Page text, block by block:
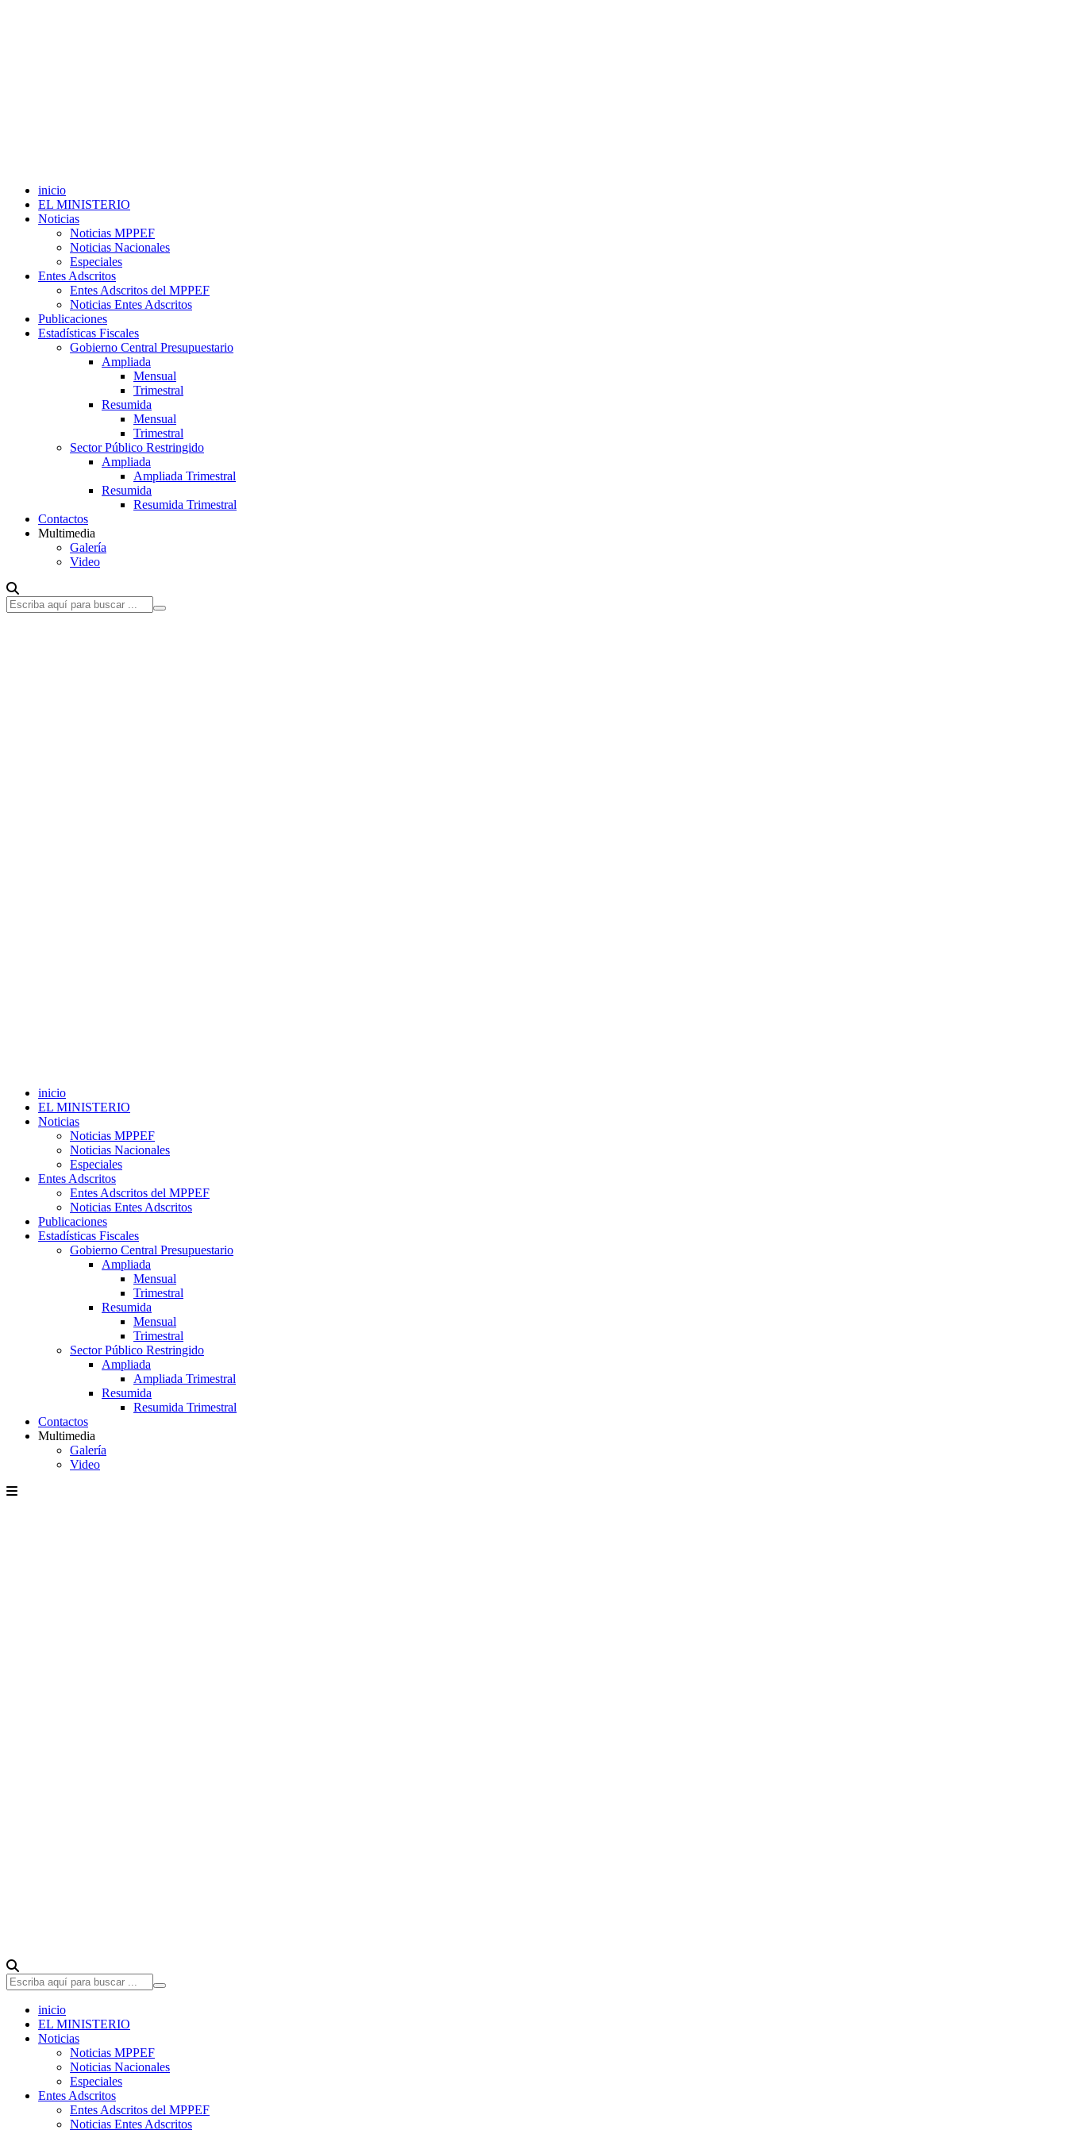
inicio
EL MINISTERIO
Noticias
Noticias MPPEF
Noticias Nacionales
Especiales
Entes Adscritos
Entes Adscritos del MPPEF
Noticias Entes Adscritos
Publicaciones
Estadísticas Fiscales
Gobierno Central Presupuestario
Ampliada
Mensual
Trimestral
Resumida
Mensual
Trimestral
Sector Público Restringido
Ampliada
Ampliada Trimestral
Resumida
Resumida Trimestral
Contactos
Multimedia
Galería
Video
inicio
EL MINISTERIO
Noticias
Noticias MPPEF
Noticias Nacionales
Especiales
Entes Adscritos
Entes Adscritos del MPPEF
Noticias Entes Adscritos
Publicaciones
Estadísticas Fiscales
Gobierno Central Presupuestario
Ampliada
Mensual
Trimestral
Resumida
Mensual
Trimestral
Sector Público Restringido
Ampliada
Ampliada Trimestral
Resumida
Resumida Trimestral
Contactos
Multimedia
Galería
Video
inicio
EL MINISTERIO
Noticias
Noticias MPPEF
Noticias Nacionales
Especiales
Entes Adscritos
Entes Adscritos del MPPEF
Noticias Entes Adscritos